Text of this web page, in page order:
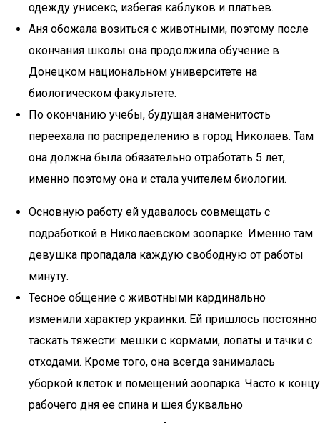
одежду унисекс, избегая каблуков и платьев.
Аня обожала возиться с животными, поэтому после
окончания школы она продолжила обучение в
Донецком национальном университете на
биологическом факультете.
По окончанию учебы, будущая знаменитость
переехала по распределению в город Николаев. Там
она должна была обязательно отработать 5 лет,
именно поэтому она и стала учителем биологии.
Основную работу ей удавалось совмещать с
подработкой в Николаевском зоопарке. Именно там
девушка пропадала каждую свободную от работы
минуту.
Тесное общение с животными кардинально
изменили характер украинки. Ей пришлось постоянно
таскать тяжести: мешки с кормами, лопаты и тачки с
отходами. Кроме того, она всегда занималась
уборкой клеток и помещений зоопарка. Часто к концу
рабочего дня ее спина и шея буквально